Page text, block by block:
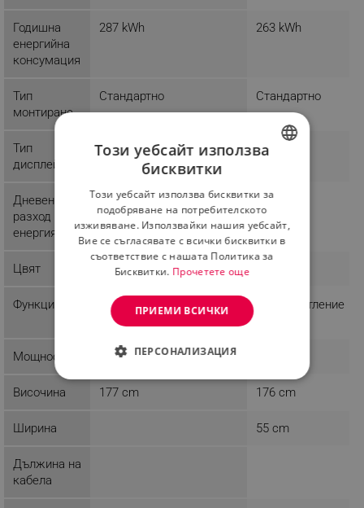
Годишна
енергийна
консумация
287 kWh 263 kWh
Тип
монтиране
Стандартно Стандартно
Тип
дисплей
LCD
Дневен
разход на
енергия
Цвят Cив
Функции LED Дисплей LED осветление
Мощност
Височина 177 cm 176 cm
Ширина 55 cm
Дължина на
кабела
Този уебсайт използва
бисквитки
Този уебсайт използва бисквитки за
подобряване на потребителското
изживяване. Използвайки нашия уебсайт,
Вие се съгласявате с всички бисквитки в
съответствие с нашата Политика за
Бисквитки. Прочетете още
ПРИЕМИ ВСИЧКИ
ПЕРСОНАЛИЗАЦИЯ
СТРОГО НЕОБХОДИМО